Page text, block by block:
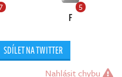
5
F
SDÍLET NA TWITTER
Nahlásit chybu